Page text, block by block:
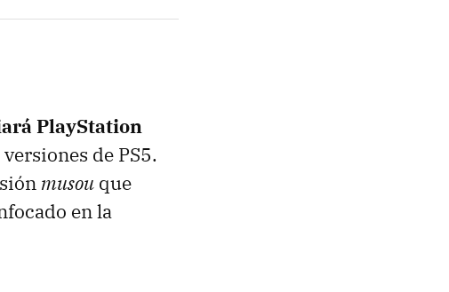
PlayStation
de PS5.
musou que
en la